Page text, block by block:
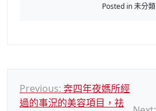
Posted in 未分類
文
章
Previous: 奔四年夜媽所經
過的事況的美容項目，祛